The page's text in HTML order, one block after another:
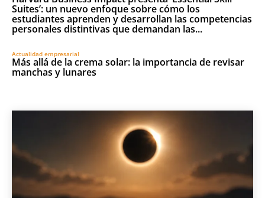
Suites’: un nuevo enfoque sobre cómo los
estudiantes aprenden y desarrollan las competencias
personales distintivas que demandan las...
Actualidad empresarial
Más allá de la crema solar: la importancia de revisar
manchas y lunares